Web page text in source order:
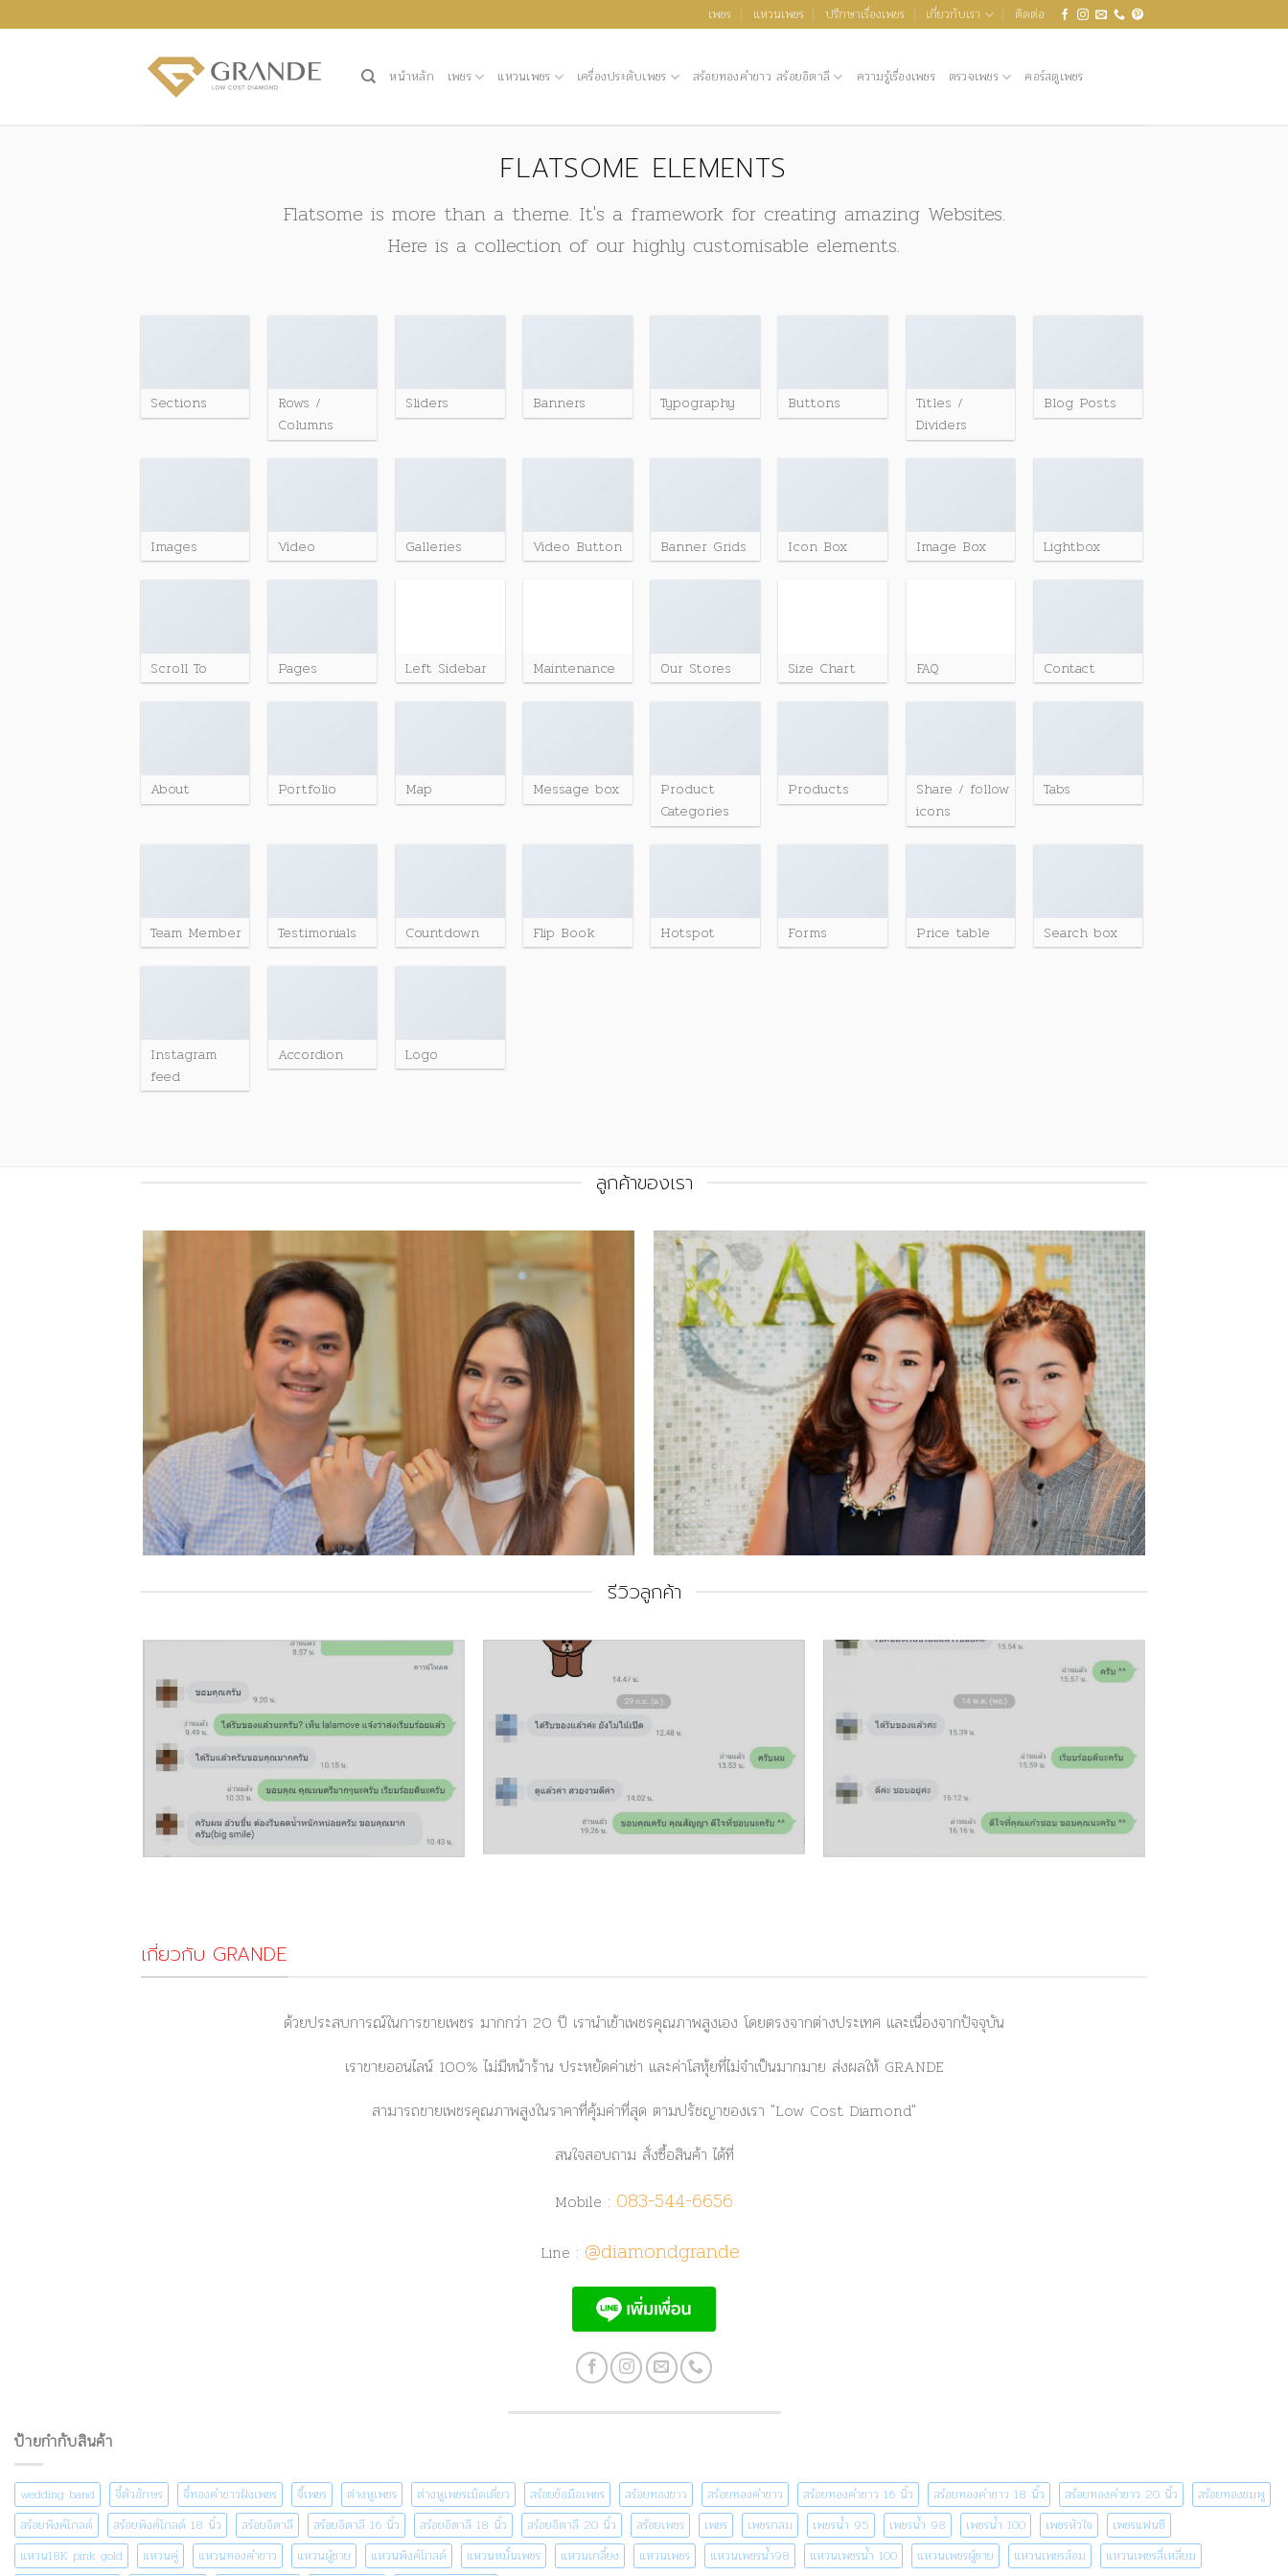
ไป
เพชร แหวนเพชร ปรึกษาเรื่องเพชร เกี่ยวกับเรา ติดต่อ
หน้าหลัก เพชร แหวนเพชร เครื่องประดับเพชร สร้อยทองคำขาว สร้อยอิตาลี ความรู้เรื่องเพชร ตรวจเพชร คอร์สดูเพชร
FLATSOME ELEMENTS
Flatsome is more than a theme. It's a framework for creating amazing Websites.
Here is a collection of our highly customisable elements.
Sections
Rows /
Columns
Sliders Banners Typography Buttons
Titles /
Dividers
Blog Posts
Images Video Galleries Video Button Banner Grids Icon Box Image Box Lightbox
Scroll To Pages Left Sidebar Maintenance Our Stores Size Chart FAQ Contact
About Portfolio Map Message box
Product
Categories
Products
Share / follow
icons
Tabs
Team Member Testimonials Countdown Flip Book Hotspot Forms Price table Search box
Instagram
feed
Accordion Logo
ลูกค้าของเรา
รีวิวลูกค้า
เกี่ยวกับ GRANDE
ด้วยประสบการณ์ในการขายเพชร มากกว่า 20 ปี เรานำเข้าเพชรคุณภาพสูงเอง โดยตรงจากต่างประเทศ และเนื่องจากปัจจุบัน
เราขายออนไลน์ 100% ไม่มีหน้าร้าน ประหยัดค่าเช่า และค่าโสหุ้ยที่ไม่จำเป็นมากมาย ส่งผลให้ GRANDE
สามารถขายเพชรคุณภาพสูงในราคาที่คุ้มค่าที่สุด ตามปรัชญาของเรา "Low Cost Diamond"
สนใจสอบถาม สั่งซื้อสินค้า ได้ที่
Mobile : 083-544-6656
Line : @diamondgrande
ป้ายกำกับสินค้า
wedding band จี้ตัวอักษร จี้ทองคำขาวฝังเพชร จี้เพชร ต่างหูเพชร ต่างหูเพชรเม็ดเดี่ยว สร้อยข้อมือเพชร สร้อยทองขาว สร้อยทองคำขาว สร้อยทองคำขาว 16 นิ้ว สร้อยทองคำขาว 18 นิ้ว สร้อยทองคำขาว 20 นิ้ว
สร้อยทองชมพู
สร้อยพิงค์โกลด์
สร้อยพิงค์โกลด์ 18 นิ้ว สร้อยอิตาลี สร้อยอิตาลี 16 นิ้ว สร้อยอิตาลี 18 นิ้ว สร้อยอิตาลี 20 นิ้ว สร้อยเพชร เพชร เพชรกลม เพชรน้ำ 95 เพชรน้ำ 98 เพชรน้ำ 100 เพชรหัวใจ
เพชรแฟนซี
แหวน18K pink gold
แหวนคู่ แหวนทองคำขาว แหวนผู้ชาย แหวนพิงค์โกลด์ แหวนหมั้นเพชร แหวนเกลี้ยง แหวนเพชร แหวนเพชรน้ำ98 แหวนเพชรน้ำ 100 แหวนเพชรผู้ชาย แหวนเพชรล้อม แหวนเพชรสี่เหลี่ยม